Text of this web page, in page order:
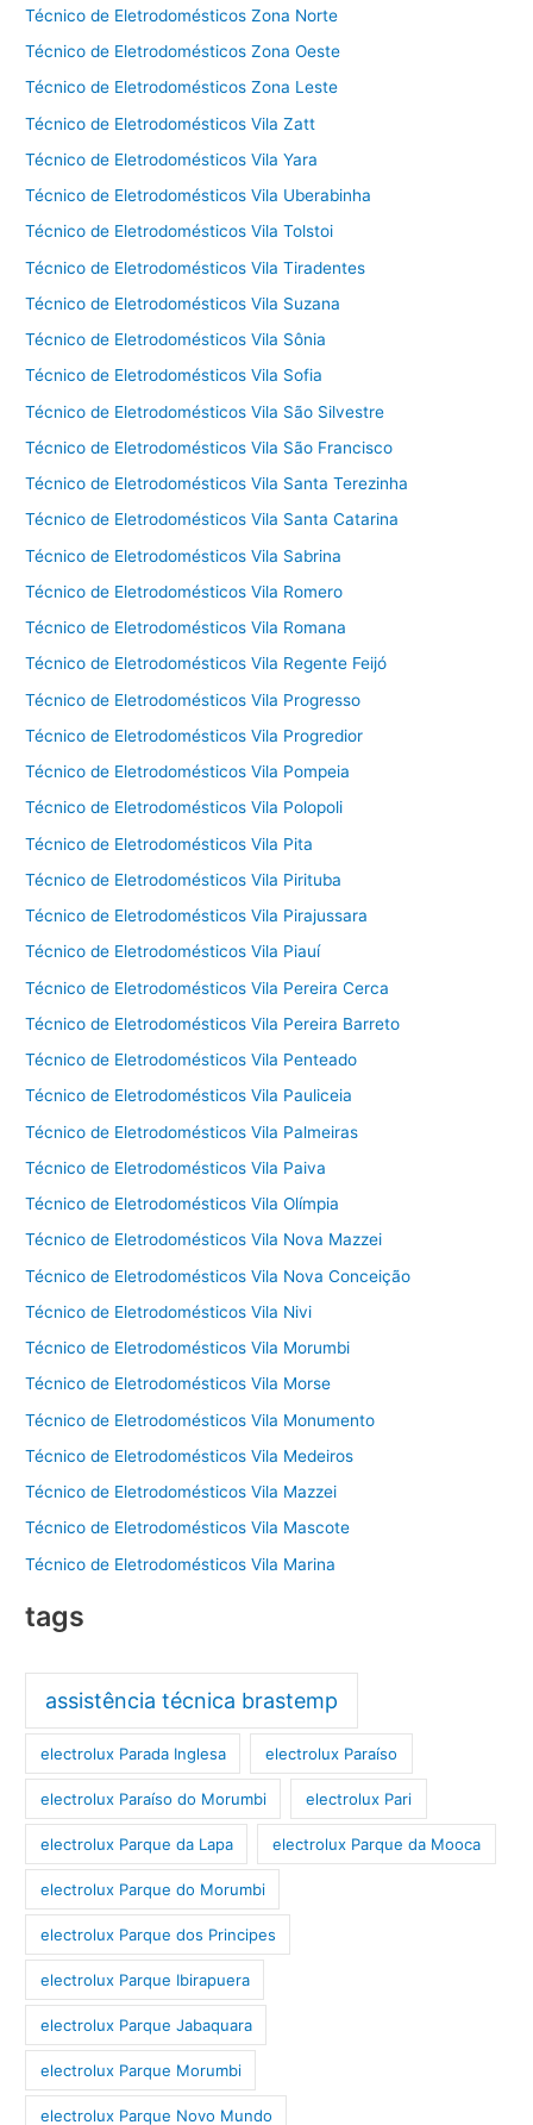
Técnico de Eletrodomésticos Zona Norte
Técnico de Eletrodomésticos Zona Oeste
Técnico de Eletrodomésticos Zona Leste
Técnico de Eletrodomésticos Vila Zatt
Técnico de Eletrodomésticos Vila Yara
Técnico de Eletrodomésticos Vila Uberabinha
Técnico de Eletrodomésticos Vila Tolstoi
Técnico de Eletrodomésticos Vila Tiradentes
Técnico de Eletrodomésticos Vila Suzana
Técnico de Eletrodomésticos Vila Sônia
Técnico de Eletrodomésticos Vila Sofia
Técnico de Eletrodomésticos Vila São Silvestre
Técnico de Eletrodomésticos Vila São Francisco
Técnico de Eletrodomésticos Vila Santa Terezinha
Técnico de Eletrodomésticos Vila Santa Catarina
Técnico de Eletrodomésticos Vila Sabrina
Técnico de Eletrodomésticos Vila Romero
Técnico de Eletrodomésticos Vila Romana
Técnico de Eletrodomésticos Vila Regente Feijó
Técnico de Eletrodomésticos Vila Progresso
Técnico de Eletrodomésticos Vila Progredior
Técnico de Eletrodomésticos Vila Pompeia
Técnico de Eletrodomésticos Vila Polopoli
Técnico de Eletrodomésticos Vila Pita
Técnico de Eletrodomésticos Vila Pirituba
Técnico de Eletrodomésticos Vila Pirajussara
Técnico de Eletrodomésticos Vila Piauí
Técnico de Eletrodomésticos Vila Pereira Cerca
Técnico de Eletrodomésticos Vila Pereira Barreto
Técnico de Eletrodomésticos Vila Penteado
Técnico de Eletrodomésticos Vila Pauliceia
Técnico de Eletrodomésticos Vila Palmeiras
Técnico de Eletrodomésticos Vila Paiva
Técnico de Eletrodomésticos Vila Olímpia
Técnico de Eletrodomésticos Vila Nova Mazzei
Técnico de Eletrodomésticos Vila Nova Conceição
Técnico de Eletrodomésticos Vila Nivi
Técnico de Eletrodomésticos Vila Morumbi
Técnico de Eletrodomésticos Vila Morse
Técnico de Eletrodomésticos Vila Monumento
Técnico de Eletrodomésticos Vila Medeiros
Técnico de Eletrodomésticos Vila Mazzei
Técnico de Eletrodomésticos Vila Mascote
Técnico de Eletrodomésticos Vila Marina
tags
assistência técnica brastemp
electrolux Parada Inglesa electrolux Paraíso
electrolux Paraíso do Morumbi electrolux Pari
electrolux Parque da Lapa electrolux Parque da Mooca
electrolux Parque do Morumbi
electrolux Parque dos Principes
electrolux Parque Ibirapuera
electrolux Parque Jabaquara
electrolux Parque Morumbi
electrolux Parque Novo Mundo